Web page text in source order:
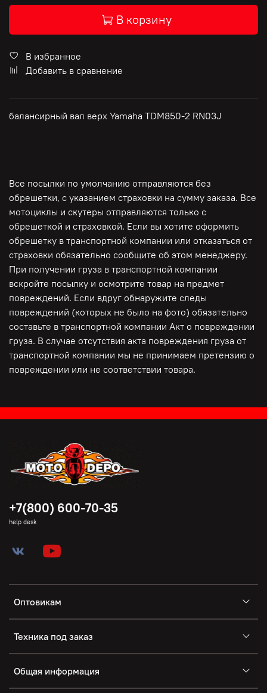
В корзину
В избранное
Добавить в сравнение
балансирный вал верх Yamaha TDM850-2 RN03J
Все посылки по умолчанию отправляются без
обрешетки, с указанием страховки на сумму заказа. Все
мотоциклы и скутеры отправляются только с
обрешеткой и страховкой. Если вы хотите оформить
обрешетку в транспортной компании или отказаться от
страховки обязательно сообщите об этом менеджеру.
При получении груза в транспортной компании
вскройте посылку и осмотрите товар на предмет
повреждений. Если вдруг обнаружите следы
повреждений (которых не было на фото) обязательно
составьте в транспортной компании Акт о повреждении
груза. В случае отсутствия акта повреждения груза от
транспортной компании мы не принимаем претензию о
повреждении или не соответствии товара.
Оптовикам
Техника под заказ
Общая информация
+7(800) 600-70-35
help desk